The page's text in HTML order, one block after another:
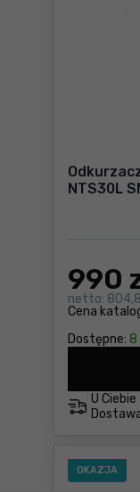
NTS30L
Cena
990
netto:
Dostępne: 8
U Ciebie
OKAZJA